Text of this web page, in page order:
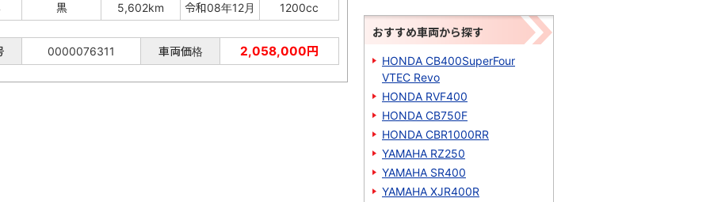
黒 5,602km 令和08年12月 1200cc
0000076311 車両価格 2,058,000円
おすすめ車両から探す
HONDA CB400SuperFour
VTEC Revo
HONDA RVF400
HONDA CB750F
HONDA CBR1000RR
YAMAHA RZ250
YAMAHA SR400
YAMAHA XJR400R